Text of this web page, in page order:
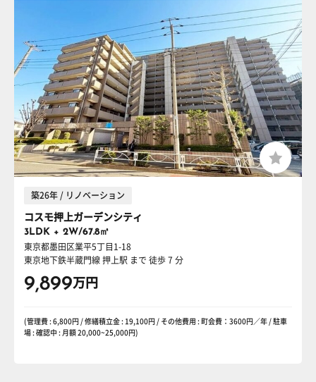
築26年 / リノベーション
コスモ押上ガーデンシティ
3LDK + 2W/67.8㎡
東京都墨田区業平5丁目1-18
東京地下鉄半蔵門線 押上駅 まで 徒歩 7 分
9,899万円
(管理費 : 6,800円 / 修繕積立金 : 19,100円 / その他費用 : 町会費：3600円／年 / 駐車
場 : 確認中 : 月額 20,000~25,000円)